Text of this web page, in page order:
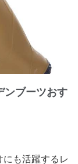
ンブーツおす
も活躍するレ